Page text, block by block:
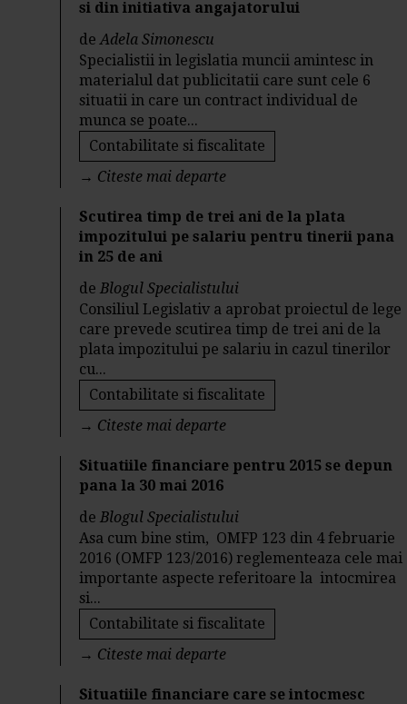
si din initiativa angajatorului
deAdela Simonescu
Specialistii in legislatia muncii amintesc in
materialul dat publicitatii care sunt cele 6
situatii in care un contract individual de
munca se poate...
Contabilitate si fiscalitate
→ Citeste mai departe
Scutirea timp de trei ani de la plata
impozitului pe salariu pentru tinerii pana
in 25 de ani
deBlogul Specialistului
Consiliul Legislativ a aprobat proiectul de lege
care prevede scutirea timp de trei ani de la
plata impozitului pe salariu in cazul tinerilor
cu...
Contabilitate si fiscalitate
→ Citeste mai departe
Situatiile financiare pentru 2015 se depun
pana la 30 mai 2016
deBlogul Specialistului
Asa cum bine stim, OMFP 123 din 4 februarie
2016 (OMFP 123/2016) reglementeaza cele mai
importante aspecte referitoare la intocmirea
si...
Contabilitate si fiscalitate
→ Citeste mai departe
Situatiile financiare care se intocmesc